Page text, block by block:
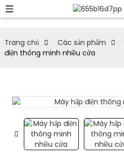
Trang chủ Các sản phẩm
điện thông minh nhiều cửa